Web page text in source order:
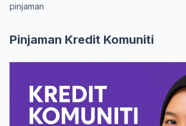
pinjaman
Pinjaman Kredit Komuniti